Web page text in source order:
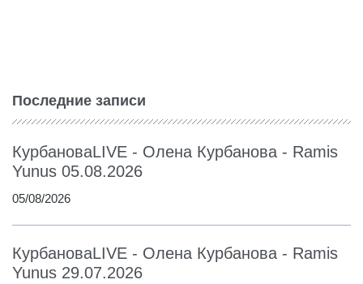
Последние записи
КурбановаLIVE - Олена Курбанова - Ramis
Yunus 05.08.2026
05/08/2026
КурбановаLIVE - Олена Курбанова - Ramis
Yunus 29.07.2026